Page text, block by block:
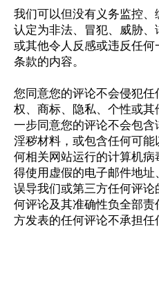
我们可以但没有义务监控
认定为非法、冒犯、威胁
或其他令人反感或违反任
条款的内容。
您同意您的评论不会侵犯
权、商标、隐私、个性或
一步同意您的评论不会包
淫秽材料，或包含任何可
何相关网站运行的计算机
得使用虚假的电子邮件地
误导我们或第三方任何评
何评论及其准确性负全部
方发表的任何评论不承担任